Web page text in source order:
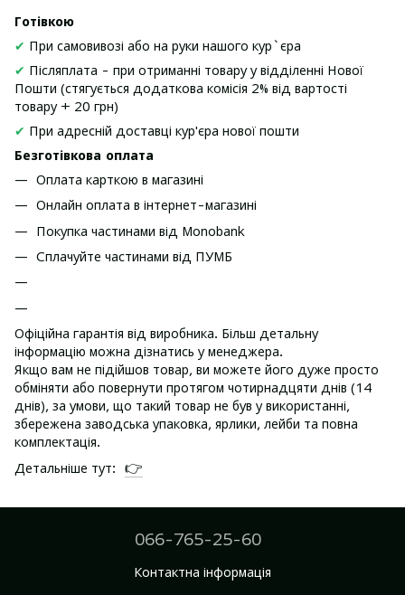
Готівкою
✔ При самовивозі або на руки нашого кур`єра
✔ Післяплата - при отриманні товару у відділенні Нової
Пошти (стягується додаткова комісія 2% від вартості
товару + 20 грн)
✔ При адресній доставці кур'єра нової пошти
Безготівкова оплата
Оплата карткою в магазині
Онлайн оплата в інтернет-магазині
Покупка частинами від Monobank
Сплачуйте частинами від ПУМБ
Офіційна гарантія від виробника. Більш детальну
інформацію можна дізнатись у менеджера.
Якщо вам не підійшов товар, ви можете його дуже просто
обміняти або повернути протягом чотирнадцяти днів (14
днів), за умови, що такий товар не був у використанні,
збережена заводська упаковка, ярлики, лейби та повна
комплектація.
Детальніше тут:
👉
066-765-25-60
Контактна інформація